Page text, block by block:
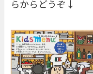
らからどうぞ↓